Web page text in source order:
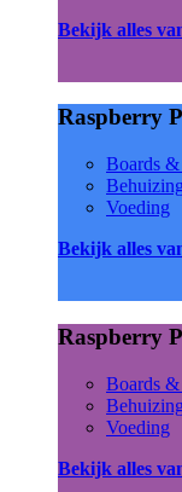
Bekijk alles
Raspberry
Boards &
Voeding
Bekijk alles
Raspberry
Boards &
Voeding
Bekijk alles